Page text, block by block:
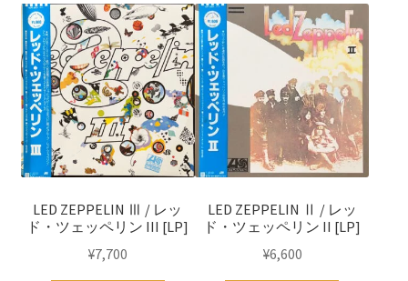
LED ZEPPELIN Ⅲ / レッ
ド・ツェッペリン III [LP]
¥7,700
LED ZEPPELIN Ⅱ / レッ
ド・ツェッペリン II [LP]
¥6,600